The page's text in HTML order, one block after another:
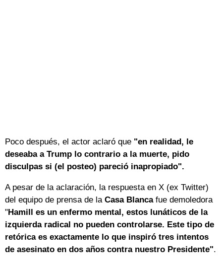
Poco después, el actor aclaró que "en realidad, le
deseaba a Trump lo contrario a la muerte, pido
disculpas si (el posteo) pareció inapropiado".
A pesar de la aclaración, la respuesta en X (ex Twitter)
del equipo de prensa de la Casa Blancafue demoledora
"Hamill es un enfermo mental, estos lunáticos de la
izquierda radical no pueden controlarse. Este tipo de
retórica es exactamente lo que inspiró tres intentos
de asesinato en dos años contra nuestro Presidente".